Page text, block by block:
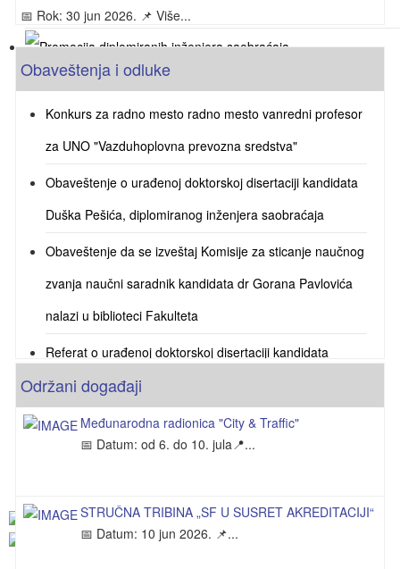
Promocija diplomiranih inženjera saobraćaja
29.06.2026. u 09 časova u amfiteatru 125.
📅 Rok: 30 jun 2026. 📌 Više...
Obaveštenja i odluke
Konkurs za radno mesto radno mesto vanredni profesor
za UNO "Vazduhoplovna prevozna sredstva"
Obaveštenje o urađenoj doktorskoj disertaciji kandidata
Duška Pešića, diplomiranog inženjera saobraćaja
Obaveštenje da se izveštaj Komisije za sticanje naučnog
zvanja naučni saradnik kandidata dr Gorana Pavlovića
nalazi u biblioteci Fakulteta
Referat o urađenoj doktorskoj disertaciji kandidata
Sretena Jevremovića, master inženjera saobraćaja
Izveštaj komisije o prijavljenim kandidatima za izbor u
zvanje vanrednog profesora za užu naučnu oblast
Održani događaji
Međunarodna radionica "City & Traffic"
📅 Datum: od 6. do 10. jula📍...
STRUČNA TRIBINA „SF U SUSRET AKREDITACIJI“
📅 Datum: 10 jun 2026. 📌...